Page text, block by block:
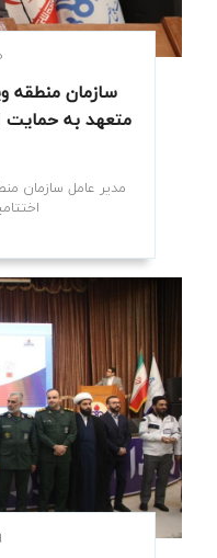
سازمان منطقه
متعهد به
مدیر عامل سازمان